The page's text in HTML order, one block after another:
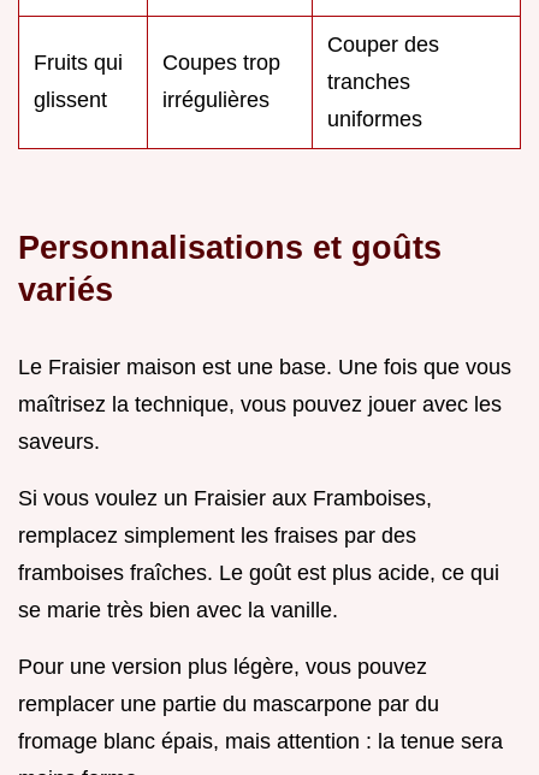
Fruits qui
glissent
Coupes trop
irrégulières
Couper des
tranches
uniformes
Personnalisations et goûts
variés
Le Fraisier maison est une base. Une fois que vous
maîtrisez la technique, vous pouvez jouer avec les
saveurs.
Si vous voulez un Fraisier aux Framboises,
remplacez simplement les fraises par des
framboises fraîches. Le goût est plus acide, ce qui
se marie très bien avec la vanille.
Pour une version plus légère, vous pouvez
remplacer une partie du mascarpone par du
fromage blanc épais, mais attention : la tenue sera